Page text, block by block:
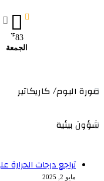
83
℉
الجمعة
صورة اليوم/ كاريكاتير
شؤون بيئية
تراجع درجات الحرارة
مايو 2, 2025